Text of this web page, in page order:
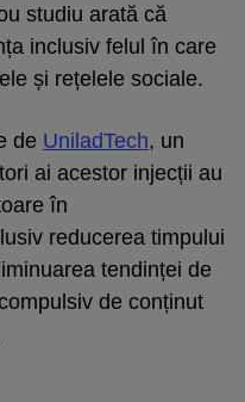
studiu arată că
inclusiv felul în care
și rețelele sociale.
de UniladTech, un
ai acestor injecții au
în
reducerea timpului
tendinței de
de conținut